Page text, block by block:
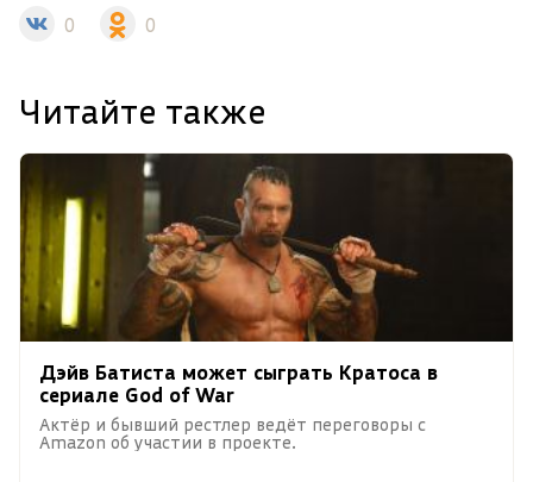
0 0
Читайте также
Дэйв Батиста может сыграть Кратоса в
сериале God of War
Актёр и бывший рестлер ведёт переговоры с
Amazon об участии в проекте.